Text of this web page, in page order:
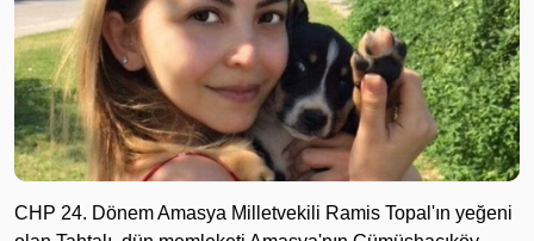
CHP 24. Dönem Amasya Milletvekili Ramis Topal'ın yeğeni